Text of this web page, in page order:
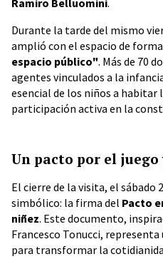
Ramiro Belluomini.
Durante la tarde del mismo
amplió con el espacio de
espacio público". Más de 70
agentes vinculados a la
esencial de los niños a habitar
participación activa en la
Un pacto por el
El cierre de la visita, el
simbólico: la firma del Pacto
niñez. Este documento,
Francesco Tonucci,
para transformar la